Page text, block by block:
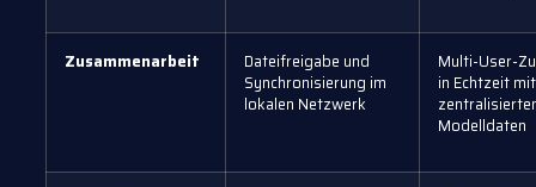
Zusammenarbeit
Dateifreigabe und
Synchronisierung im
lokalen Netzwerk
Multi-User-
in Echtzeit mit
Modelldaten